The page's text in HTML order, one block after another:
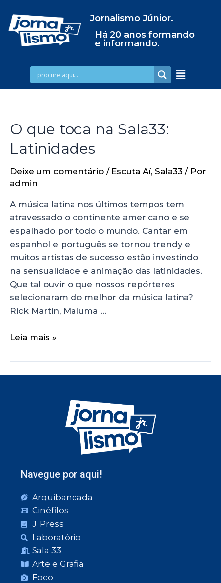
Jornalismo Júnior.
Há 20 anos formando
e informando.
O que toca na Sala33:
Latinidades
Deixe um comentário / Escuta Aí, Sala33 / Por
admin
A música latina nos últimos tempos tem
atravessado o continente americano e se
espalhado por todo o mundo. Cantar em
espanhol e português se tornou trendy e
muitos artistas de sucesso estão investindo
na sensualidade e animação das latinidades.
Que tal ouvir o que nossos repórteres
selecionaram do melhor da música latina?
Rick Martin, Maluma …
Leia mais »
Navegue por aqui!
Arquibancada
Cinéfilos
J. Press
Laboratório
Sala 33
Arte e Grafia
Foco